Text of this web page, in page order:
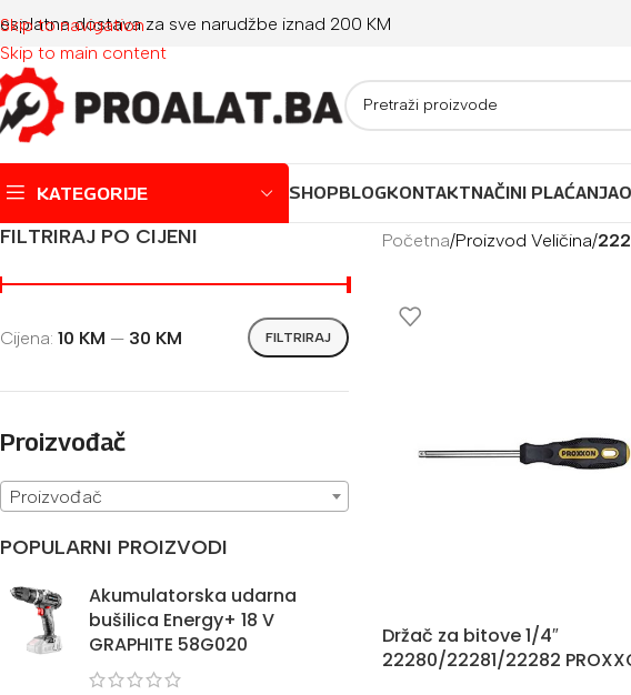
Skip to navigation
Skip to main content
dostava za sve narudžbe iznad 200 KM
KATEGORIJE
Jacuzzi
SHOPBLOGKONTAKTNAČINI PLAĆANJA
FILTRIRAJ PO CIJENI
FILTRIRAJ
Cijena: 10 KM — 30 KM
Proizvođač
Proizvođač
POPULARNI PROIZVODI
Akumulatorska udarna
bušilica Energy+ 18 V
GRAPHITE 58G020
Početna/Proizvod Veličina/
Držač za bitove 1/4″
22280/22281/22282